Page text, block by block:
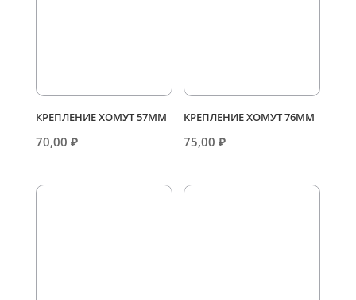
КРЕПЛЕНИЕ ХОМУТ 57ММ
70,00 ₽
КРЕПЛЕНИЕ ХОМУТ 76ММ
75,00₽